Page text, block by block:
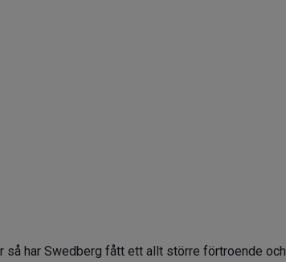
så har Swedberg fått ett allt större förtroende och